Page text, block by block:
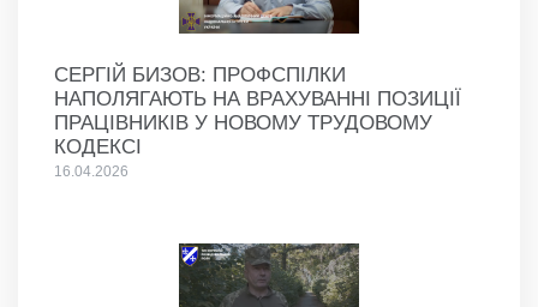
СЕРГІЙ БИЗОВ: ПРОФСПІЛКИ
НАПОЛЯГАЮТЬ НА ВРАХУВАННІ ПОЗИЦІЇ
ПРАЦІВНИКІВ У НОВОМУ ТРУДОВОМУ
КОДЕКСІ
16.04.2026